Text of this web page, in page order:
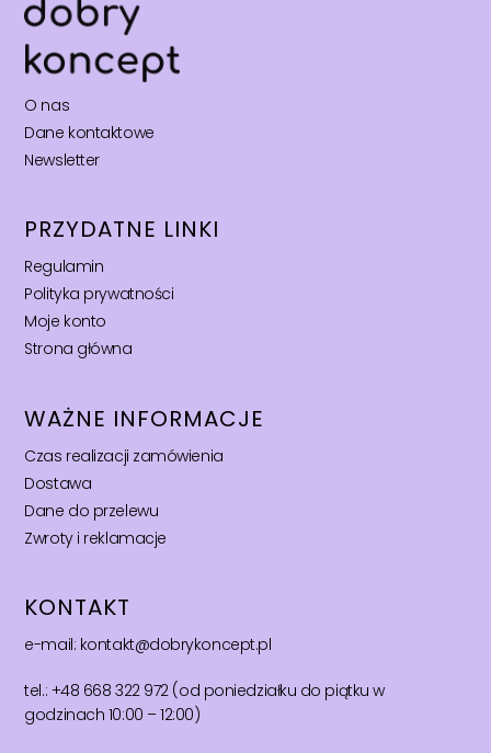
O nas
Dane kontaktowe
Newsletter
PRZYDATNE LINKI
Regulamin
Polityka prywatności
Moje konto
Strona główna
WAŻNE INFORMACJE
Czas realizacji zamówienia
Dostawa
Dane do przelewu
Zwroty i reklamacje
KONTAKT
e-mail: kontakt@dobrykoncept.pl
tel.: +48 668 322 972 (od poniedziałku do piątku w
godzinach 10:00 – 12:00)